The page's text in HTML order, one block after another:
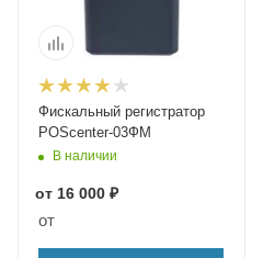
Фискальный регистратор
POScenter-03ФМ
В наличии
от 16 000 ₽
от